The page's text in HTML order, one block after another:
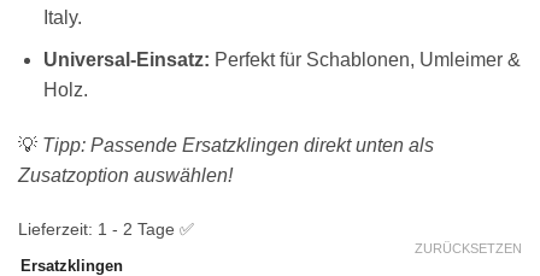
Italy.
Universal-Einsatz: Perfekt für Schablonen, Umleimer &
Holz.
💡 Tipp: Passende Ersatzklingen direkt unten als
Zusatzoption auswählen!
Lieferzeit: 1 - 2 Tage ✅
Ersatzklingen
ZURÜCKSETZEN